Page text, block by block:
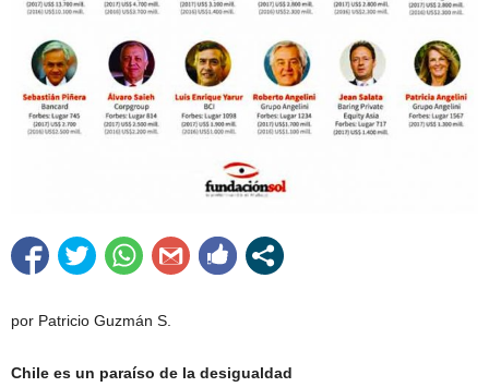
por Patricio Guzmán S.
Chile es un paraíso de la desigualdad